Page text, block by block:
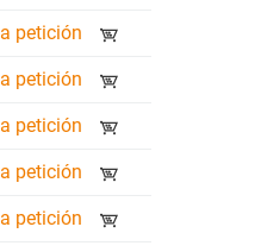
a petición
a petición
a petición
a petición
a petición